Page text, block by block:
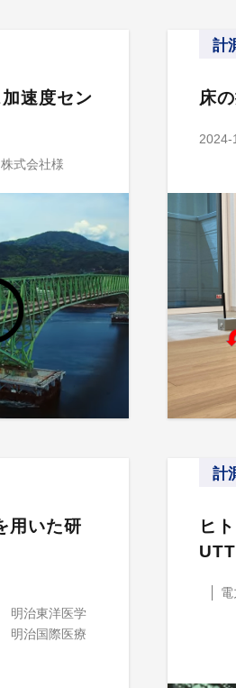
速度セン
式会社様
計
床
2024-
用いた研
治東洋医学
治国際医療
計
ヒ